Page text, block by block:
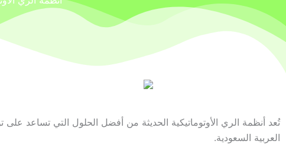
تُعد أنظمة الري الأوتوماتيكية الحديثة من أفضل الحلول التي تساعد
العربية السعودية.